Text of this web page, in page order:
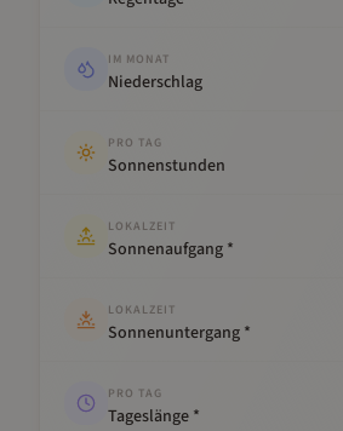
IM MONAT
Niederschlag
PRO TAG
Sonnenstunden
LOKALZEIT
Sonnenaufgang *
LOKALZEIT
Sonnenuntergang *
PRO TAG
Tageslänge *